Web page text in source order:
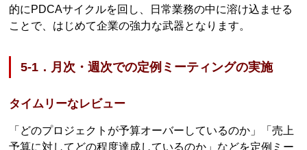
的にPDCAサイクルを回し、日常業務の中に溶け込ませる
ことで、はじめて企業の強力な武器となります。
5-1．月次・週次での定例ミーティングの実施
タイムリーなレビュー
「どのプロジェクトが予算オーバーしているのか」「売上
予算に対してどの程度達成しているのか」などを定例ミー